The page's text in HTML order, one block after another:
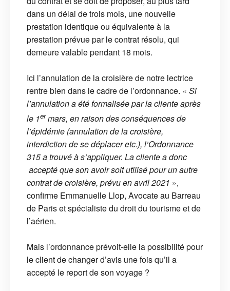
dans un délai de trois mois, une nouvelle
prestation identique ou équivalente à la
prestation prévue par le contrat résolu, qui
demeure valable pendant 18 mois.
Ici l’annulation de la croisière de notre lectrice
rentre bien dans le cadre de l’ordonnance. « Si
l’annulation a été formalisée par la cliente après
le 1ermars, en raison des conséquences de
l’épidémie (annulation de la croisière,
interdiction de se déplacer etc.), l’Ordonnance
315 a trouvé à s’appliquer. La cliente a donc
accepté que son avoir soit utilisé pour un autre
contrat de croisière, prévu en avril 2021 »,
confirme Emmanuelle Llop, Avocate au Barreau
de Paris et spécialiste du droit du tourisme et de
l’aérien.
Mais l’ordonnance prévoit-elle la possibilité pour
le client de changer d’avis une fois qu’il a
accepté le report de son voyage ?